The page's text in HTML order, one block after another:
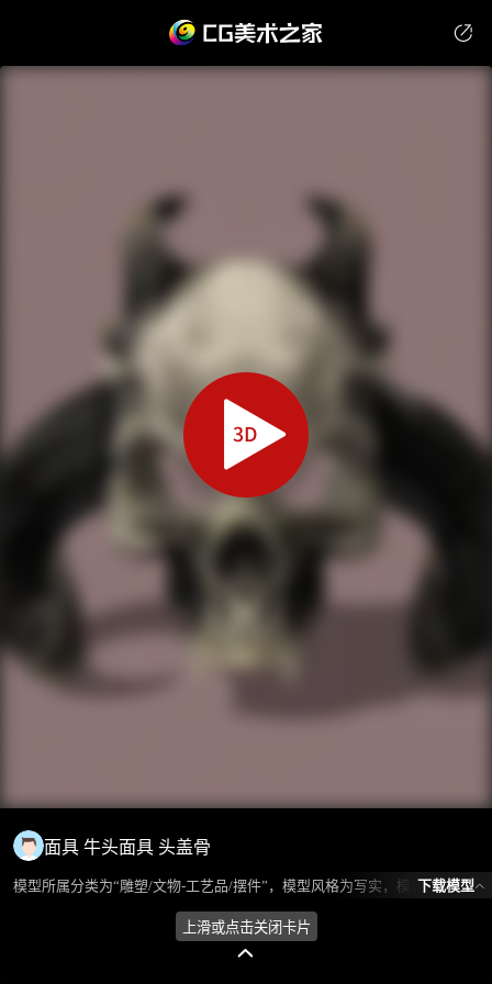
面具 牛头面具 头盖骨
模型所属分类为“雕塑/文物-工艺品/摆件”，模型风格为写实，模型ID为109835，本模型由设计师 糖葫芦 在2025-07-14 18:58:28上传，含.fbx，.gltf，.max(3dsMax)相关源文件下载格式，点数为3807，面数为5686，材质数为1，贴图数为4，CG美术之家持续为您更新与数字孪生、影视动画和游戏VR等相关优质资源。
下载模型
上滑或点击关闭卡片